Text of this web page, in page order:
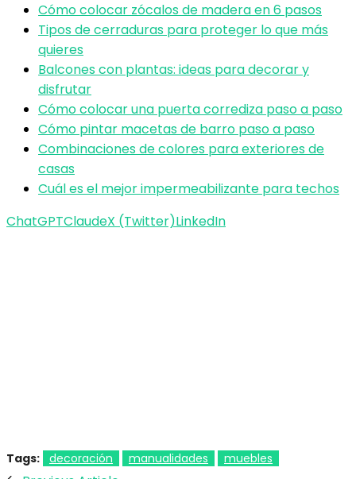
Cómo colocar zócalos de madera en 6 pasos
Tipos de cerraduras para proteger lo que más
quieres
Balcones con plantas: ideas para decorar y
disfrutar
Cómo colocar una puerta corrediza paso a paso
Cómo pintar macetas de barro paso a paso
Combinaciones de colores para exteriores de
casas
Cuál es el mejor impermeabilizante para techos
ChatGPTClaudeX (Twitter)LinkedIn
Tags: decoración manualidades muebles